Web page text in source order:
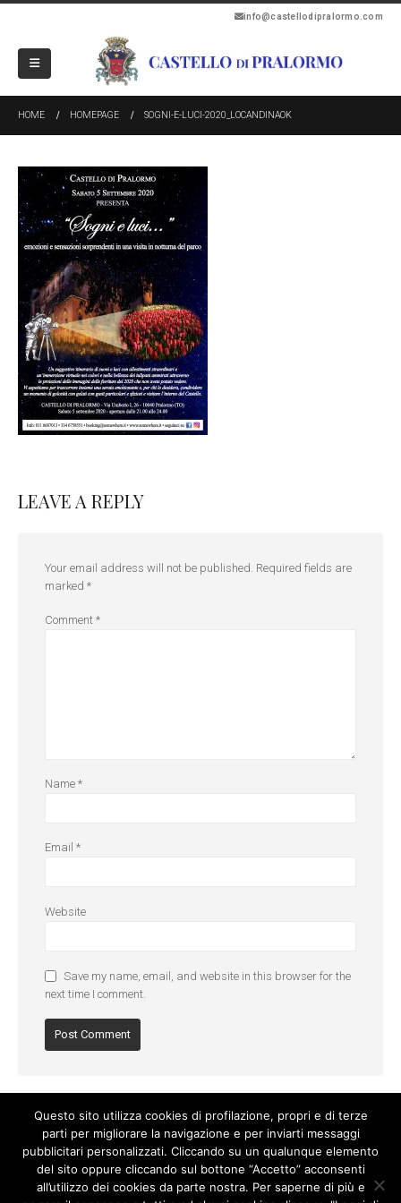
info@castellodipralormo.com
HOME HOMEPAGE SOGNI-E-LUCI-2020_LOCANDINAOK
LEAVE A REPLY
Your email address will not be published. Required fields are
marked *
Comment *
Name *
Email *
Website
Save my name, email, and website in this browser for the
next time I comment.
Questo sito utilizza cookies di profilazione, propri e di terze
parti per migliorare la navigazione e per inviarti messaggi
pubblicitari personalizzati. Cliccando su un qualunque elemento
del sito oppure cliccando sul bottone “Accetto” acconsenti
all’utilizzo dei cookies da parte nostra. Per saperne di più e